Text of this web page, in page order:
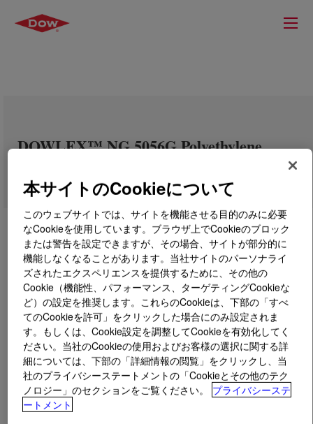
DOWLEX™ NG 5056G Polyethylene
とはDOWLEX™ NG 5056G Polyethylene Resin?
Linear low density polyethylene designed for high
performance blown films requiring very low gels, good
optics, high tear resistance, and good sealability.
本サイトのCookieについて
このウェブサイトでは、サイトを機能させる目的のみに必要
なCookieを使用しています。ブラウザ上でCookieのブロック
または警告を設定できますが、その場合、サイトが部分的に
機能しなくなることがあります。当社サイトのパーソナライ
ズされたエクスペリエンスを提供するために、その他の
Cookie（機能性、パフォーマンス、ターゲティングCookieな
ど）の設定を推奨します。これらのCookieは、下部の「すべ
てのCookieを許可」をクリックした場合にのみ設定されま
す。もしくは、Cookie設定を調整してCookieを有効化してく
ださい。当社のCookieの使用およびお客様の選択に関する詳
細については、下部の「詳細情報の閲覧」をクリックし、当
社のプライバシーステートメントの「Cookieとその他のテク
ノロジー」のセクションをご覧ください。
プライバシーステ
ートメント